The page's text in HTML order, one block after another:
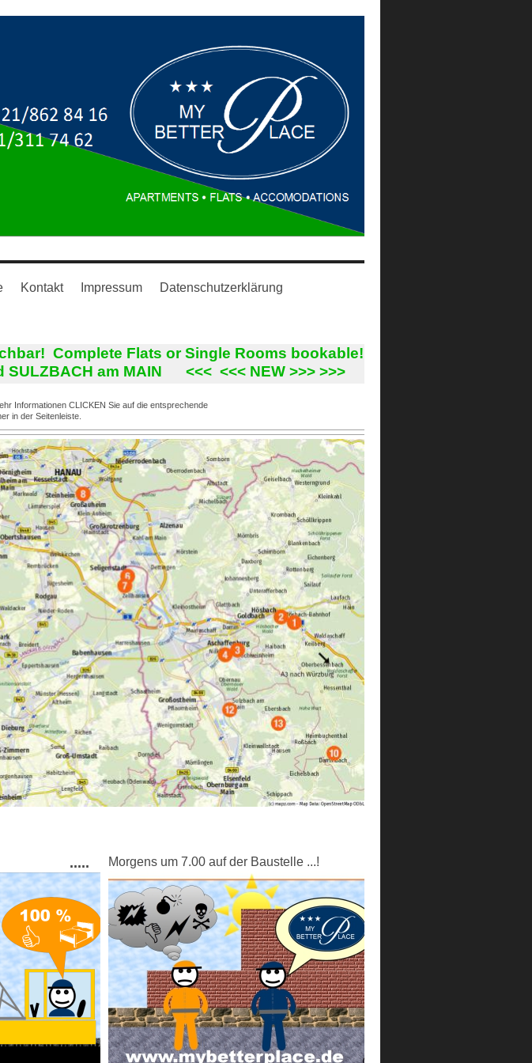
Kontakt Impressum Datenschutzerklärung
Complete Flats or Single Rooms bookable!
am MAIN <<< <<< NEW >>> >>>
Informationen CLICKEN Sie auf die entsprechende
in der Seitenleiste.
Morgens um 7.00 auf der Baustelle ...!